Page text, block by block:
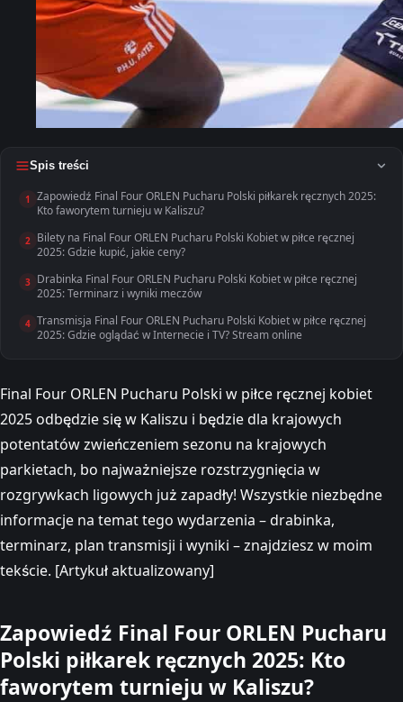
Spis treści
1
Zapowiedź Final Four ORLEN Pucharu Polski piłkarek ręcznych 2025:
Kto faworytem turnieju w Kaliszu?
2 Bilety na Final Four ORLEN Pucharu Polski Kobiet w piłce ręcznej
2025: Gdzie kupić, jakie ceny?
3 Drabinka Final Four ORLEN Pucharu Polski Kobiet w piłce ręcznej
2025: Terminarz i wyniki meczów
4 Transmisja Final Four ORLEN Pucharu Polski Kobiet w piłce ręcznej
2025: Gdzie oglądać w Internecie i TV? Stream online
Final Four ORLEN Pucharu Polski w piłce ręcznej kobiet
2025 odbędzie się w Kaliszu i będzie dla krajowych
potentatów zwieńczeniem sezonu na krajowych
parkietach, bo najważniejsze rozstrzygnięcia w
rozgrywkach ligowych już zapadły! Wszystkie niezbędne
informacje na temat tego wydarzenia – drabinka,
terminarz, plan transmisji i wyniki – znajdziesz w moim
tekście. [Artykuł aktualizowany]
Zapowiedź Final Four ORLEN Pucharu
Polski piłkarek ręcznych 2025: Kto
faworytem turnieju w Kaliszu?